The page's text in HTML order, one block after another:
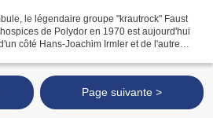
le légendaire groupe "krautrock" Faust
de Polydor en 1970 est aujourd'hui
côté Hans-Joachim Irmler et de l'autre
Page suivante >